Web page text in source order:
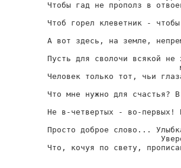
Чтобы гад не прополз в
Чтоб горел клеветник -
А вот здесь, на земле,
Пусть для сволочи всякой не
Человек только тот, чьи
Что мне нужно для счастья?
Не в-четвертых - во-первых!
Просто доброе слово...
Что, кочуя по свету,